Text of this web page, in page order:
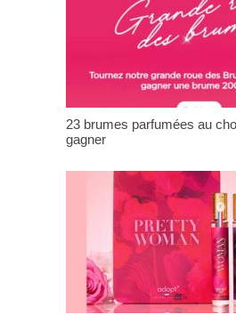
23 brumes parfumées au
gagner